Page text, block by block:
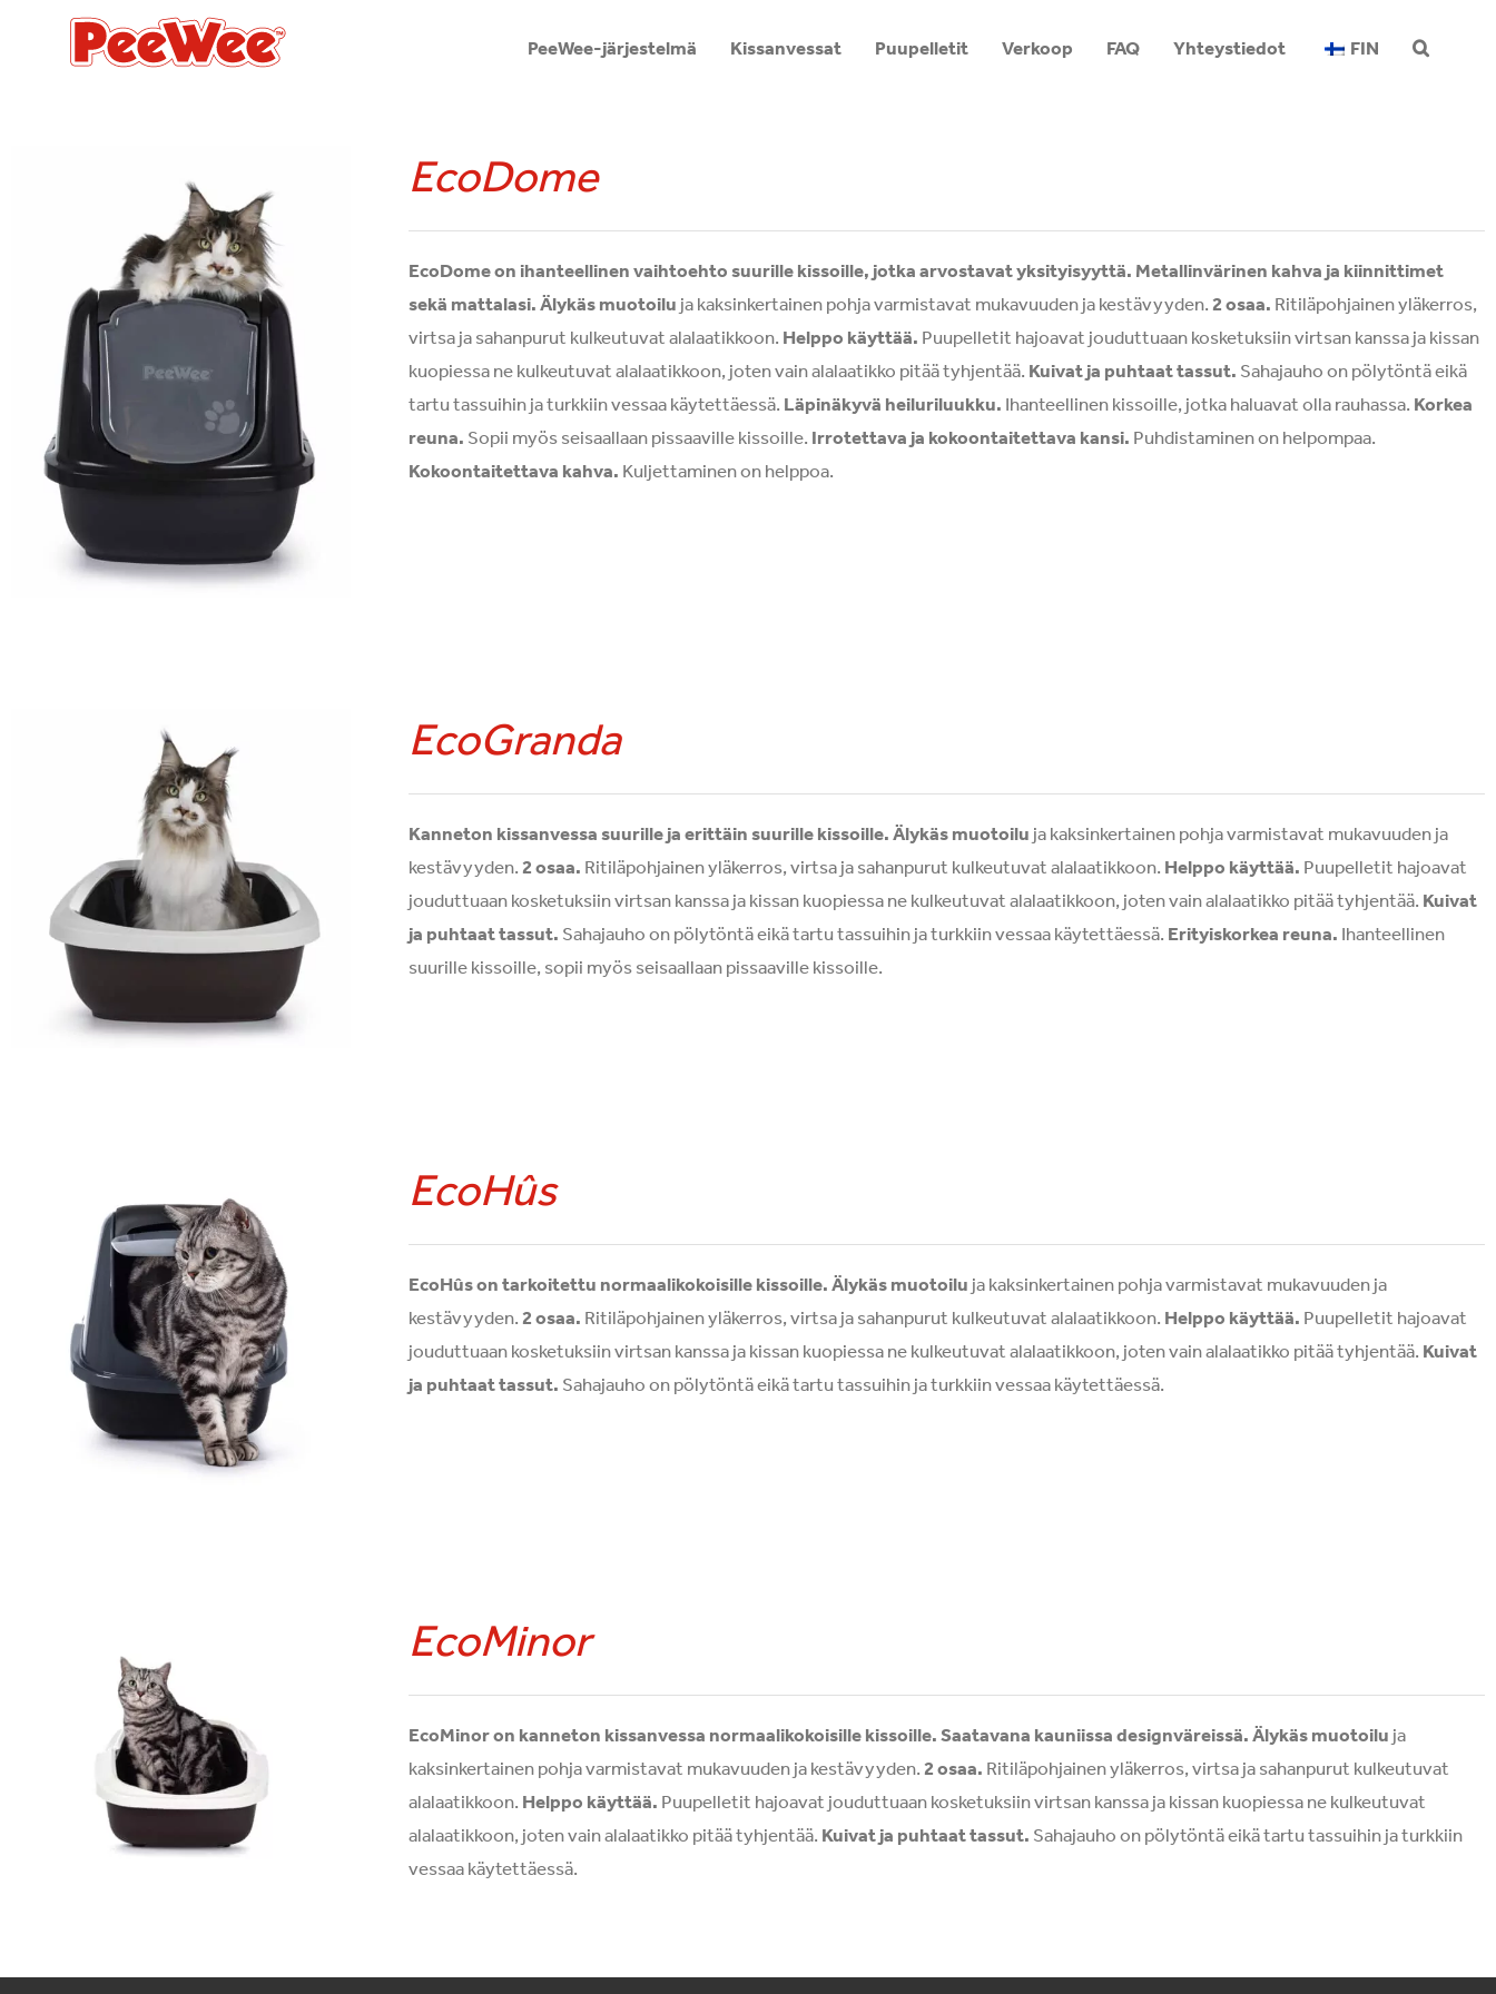
PeeWee-järjestelmä Kissanvessat Puupelletit Verkoop FAQ Yhteystiedot FIN
EcoDome
EcoDome on ihanteellinen vaihtoehto suurille kissoille, jotka arvostavat yksityisyyttä. Metallinvärinen kahva ja kiinnittimet
sekä mattalasi. Älykäs muotoilu ja kaksinkertainen pohja varmistavat mukavuuden ja kestävyyden.2 osaa. Ritiläpohjainen yläkerros,
virtsa ja sahanpurut kulkeutuvat alalaatikkoon. Helppo käyttää. Puupelletit hajoavat jouduttuaan kosketuksiin virtsan kanssa ja kissan
kuopiessa ne kulkeutuvat alalaatikkoon, joten vain alalaatikko pitää tyhjentää. Kuivat ja puhtaat tassut. Sahajauho on pölytöntä eikä
tartu tassuihin ja turkkiin vessaa käytettäessä. Läpinäkyvä heiluriluukku. Ihanteellinen kissoille, jotka haluavat olla rauhassa. Korkea
reuna. Sopii myös seisaallaan pissaaville kissoille. Irrotettava ja kokoontaitettava kansi. Puhdistaminen on helpompaa.
Kokoontaitettava kahva. Kuljettaminen on helppoa.
EcoGranda
Kanneton kissanvessa suurille ja erittäin suurille kissoille. Älykäs muotoilu ja kaksinkertainen pohja varmistavat mukavuuden ja
kestävyyden.2 osaa. Ritiläpohjainen yläkerros, virtsa ja sahanpurut kulkeutuvat alalaatikkoon. Helppo käyttää. Puupelletit hajoavat
jouduttuaan kosketuksiin virtsan kanssa ja kissan kuopiessa ne kulkeutuvat alalaatikkoon, joten vain alalaatikko pitää tyhjentää. Kuivat
ja puhtaat tassut. Sahajauho on pölytöntä eikä tartu tassuihin ja turkkiin vessaa käytettäessä. Erityiskorkea reuna. Ihanteellinen
suurille kissoille, sopii myös seisaallaan pissaaville kissoille.
EcoHûs
EcoHûs on tarkoitettu normaalikokoisille kissoille. Älykäs muotoilu ja kaksinkertainen pohja varmistavat mukavuuden ja
kestävyyden.2 osaa. Ritiläpohjainen yläkerros, virtsa ja sahanpurut kulkeutuvat alalaatikkoon. Helppo käyttää. Puupelletit hajoavat
jouduttuaan kosketuksiin virtsan kanssa ja kissan kuopiessa ne kulkeutuvat alalaatikkoon, joten vain alalaatikko pitää tyhjentää. Kuivat
ja puhtaat tassut. Sahajauho on pölytöntä eikä tartu tassuihin ja turkkiin vessaa käytettäessä.
EcoMinor
EcoMinor on kanneton kissanvessa normaalikokoisille kissoille. Saatavana kauniissa designväreissä.Älykäs muotoilu ja
kaksinkertainen pohja varmistavat mukavuuden ja kestävyyden.2 osaa. Ritiläpohjainen yläkerros, virtsa ja sahanpurut kulkeutuvat
alalaatikkoon. Helppo käyttää. Puupelletit hajoavat jouduttuaan kosketuksiin virtsan kanssa ja kissan kuopiessa ne kulkeutuvat
alalaatikkoon, joten vain alalaatikko pitää tyhjentää. Kuivat ja puhtaat tassut. Sahajauho on pölytöntä eikä tartu tassuihin ja turkkiin
vessaa käytettäessä.